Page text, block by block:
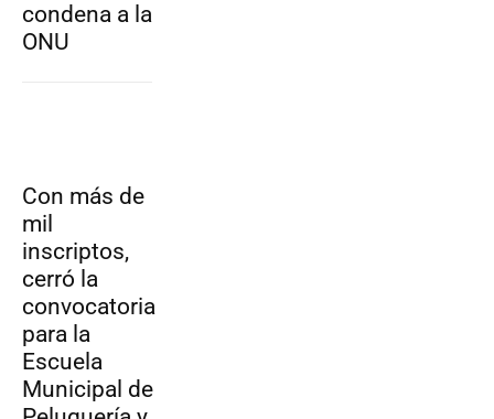
condena a la
ONU
Con más de
mil
inscriptos,
cerró la
convocatoria
para la
Escuela
Municipal de